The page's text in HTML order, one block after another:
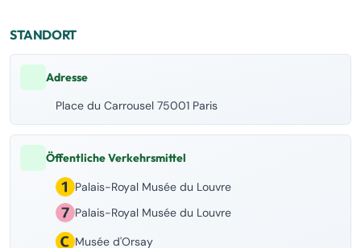
STANDORT
Adresse
Place du Carrousel 75001 Paris
Öffentliche Verkehrsmittel
Palais-Royal Musée du Louvre
Palais-Royal Musée du Louvre
Musée d'Orsay